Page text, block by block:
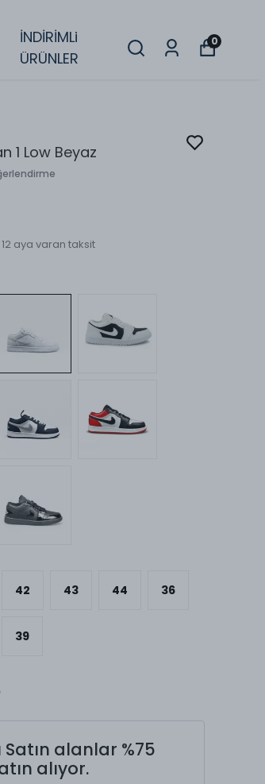
İNDİRİMLi
ÜRÜNLER
0
1 Low Beyaz
aya varan taksit
42 43 44 36
39
Satın alanlar %75
alıyor.